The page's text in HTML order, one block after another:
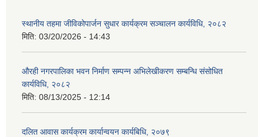
स्थानीय तहमा जीविकोपार्जन सुधार कार्यक्रम सञ्चालन कार्यविधि, २०८२
मिति: 03/20/2026 - 14:43
औरही नगरपालिका भवन निर्माण सम्पन्न अभिलेखीकरण सम्बन्धि संसोधित
कार्यविधि, २०८२
मिति: 08/13/2025 - 12:14
दलित आवास कार्यक्रम कार्यान्वयन कार्यबिधि, २०७९